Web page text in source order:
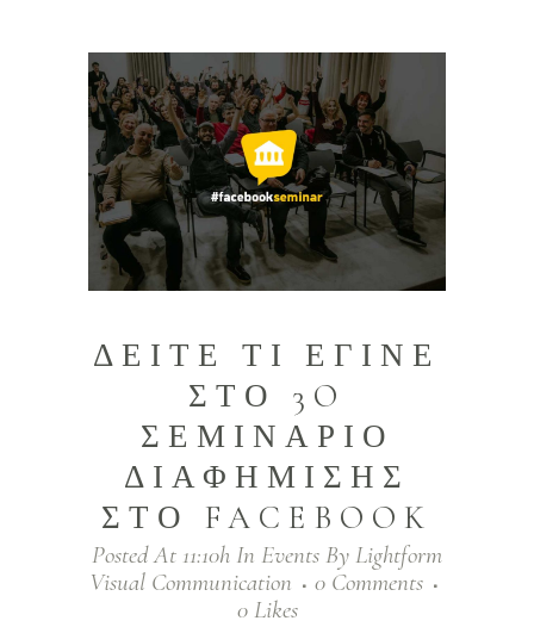
ΔΕΙΤΕ ΤΙ ΕΓΙΝΕ
ΣΤΟ 3O
ΣΕΜΙΝΑΡΙΟ
ΔΙΑΦΗΜΙΣΗΣ
ΣΤΟ FACEBOOK
Posted At 11:10h In Events By Lightform
Visual Communication
0 Comments
0 Likes